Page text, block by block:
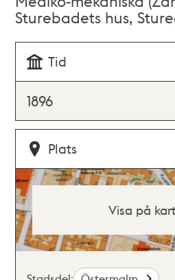
Sturebadets hus,
Tid
1896
Plats
Visa på